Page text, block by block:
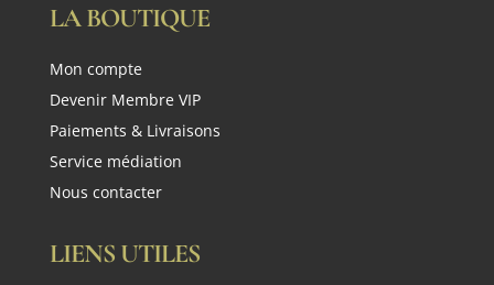
LA BOUTIQUE
Mon compte
Devenir Membre VIP
Paiements & Livraisons
Service médiation
Nous contacter
LIENS UTILES